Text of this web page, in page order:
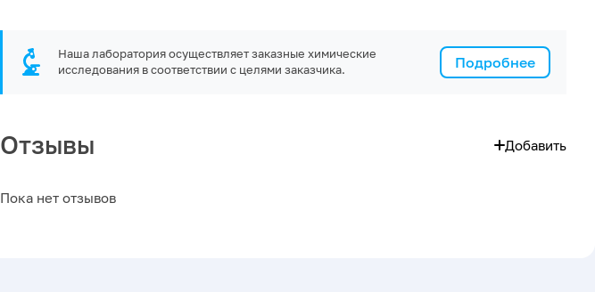
Подробнее
Наша лаборатория осуществляет заказные химические
исследования в соответствии с целями заказчика.
Отзывы Добавить
Пока нет отзывов